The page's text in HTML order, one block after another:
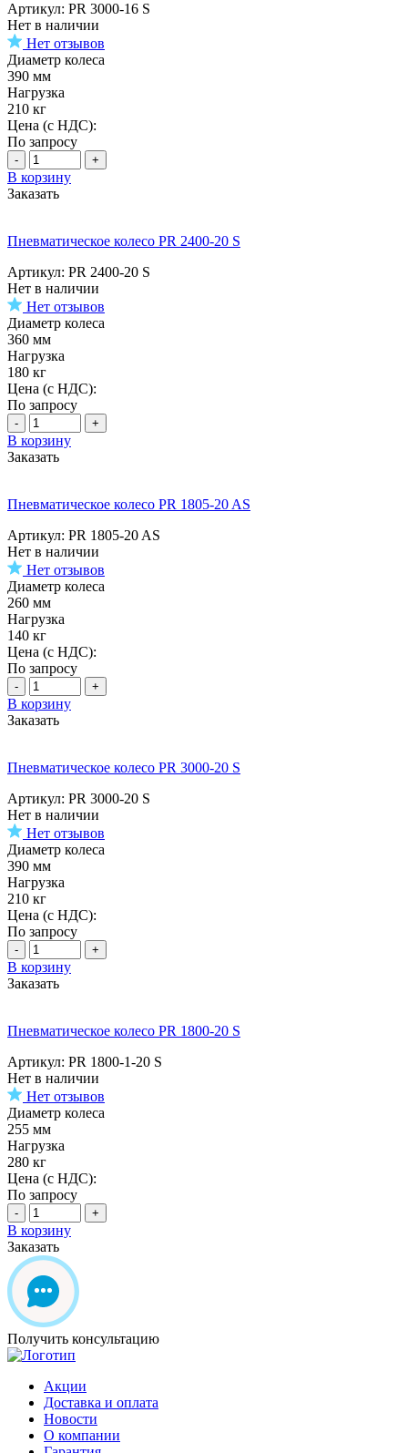
Артикул: PR 3000-16 S
Нет в наличии
Нет отзывов
Диаметр колеса
390 мм
Нагрузка
210 кг
Цена (с НДС):
По запросу
- +
В корзину
Заказать
Пневматическое колесо PR 2400-20 S
Артикул: PR 2400-20 S
Нет в наличии
Нет отзывов
Диаметр колеса
360 мм
Нагрузка
180 кг
Цена (с НДС):
По запросу
- +
В корзину
Заказать
Пневматическое колесо PR 1805-20 AS
Артикул: PR 1805-20 AS
Нет в наличии
Нет отзывов
Диаметр колеса
260 мм
Нагрузка
140 кг
Цена (с НДС):
По запросу
- +
В корзину
Заказать
Пневматическое колесо PR 3000-20 S
Артикул: PR 3000-20 S
Нет в наличии
Нет отзывов
Диаметр колеса
390 мм
Нагрузка
210 кг
Цена (с НДС):
По запросу
- +
В корзину
Заказать
Пневматическое колесо PR 1800-20 S
Артикул: PR 1800-1-20 S
Нет в наличии
Нет отзывов
Диаметр колеса
255 мм
Нагрузка
280 кг
Цена (с НДС):
По запросу
- +
В корзину
Заказать
Получить консультацию
Акции
Доставка и оплата
Новости
О компании